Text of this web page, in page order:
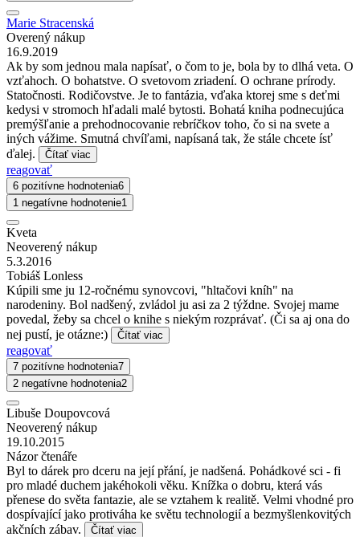
Marie Stracenská
Overený nákup
16.9.2019
Ak by som jednou mala napísať, o čom to je, bola by to dlhá veta. O
vzťahoch. O bohatstve. O svetovom zriadení. O ochrane prírody.
Statočnosti. Rodičovstve. Je to fantázia, vďaka ktorej sme s deťmi
kedysi v stromoch hľadali malé bytosti. Bohatá kniha podnecujúca
premýšľanie a prehodnocovanie rebríčkov toho, čo si na svete a
iných vážime. Smutná chvíľami, napísaná tak, že stále chcete ísť
ďalej.
Čítať viac
reagovať
6 pozitívne hodnotenia6
1 negatívne hodnotenie1
Kveta
Neoverený nákup
5.3.2016
Tobiáš Lonless
Kúpili sme ju 12-ročnému synovcovi, "hltačovi kníh" na
narodeniny. Bol nadšený, zvládol ju asi za 2 týždne. Svojej mame
povedal, žeby sa chcel o knihe s niekým rozprávať. (Či sa aj ona do
nej pustí, je otázne:)
Čítať viac
reagovať
7 pozitívne hodnotenia7
2 negatívne hodnotenia2
Libuše Doupovcová
Neoverený nákup
19.10.2015
Názor čtenáře
Byl to dárek pro dceru na její přání, je nadšená. Pohádkové sci - fi
pro mladé duchem jakéhokoli věku. Knížka o dobru, která vás
přenese do světa fantazie, ale se vztahem k realitě. Velmi vhodné pro
dospívající jako protiváha ke světu technologií a bezmyšlenkovitých
akčních zábav.
Čítať viac